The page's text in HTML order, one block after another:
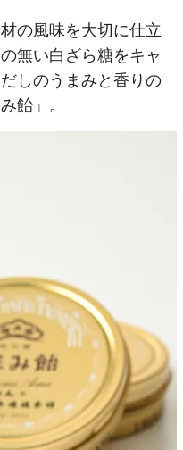
の風味を大切に仕立
無い白ざら糖をキャ
しのうまみと香りの
飴」。